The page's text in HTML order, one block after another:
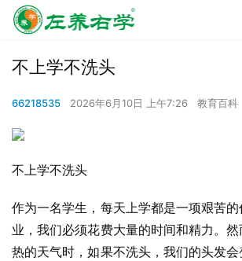
不上学不洗头
66218535 2026年6月10日 上午7:26 教育百科
不上学不洗头
作为一名学生，每天上学都是一项艰苦
业，我们必须花费大量的时间和精力。
热的天气时，如果不洗头，我们的头发